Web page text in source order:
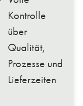
Kontrolle
über
Qualität,
Prozesse und
Lieferzeiten